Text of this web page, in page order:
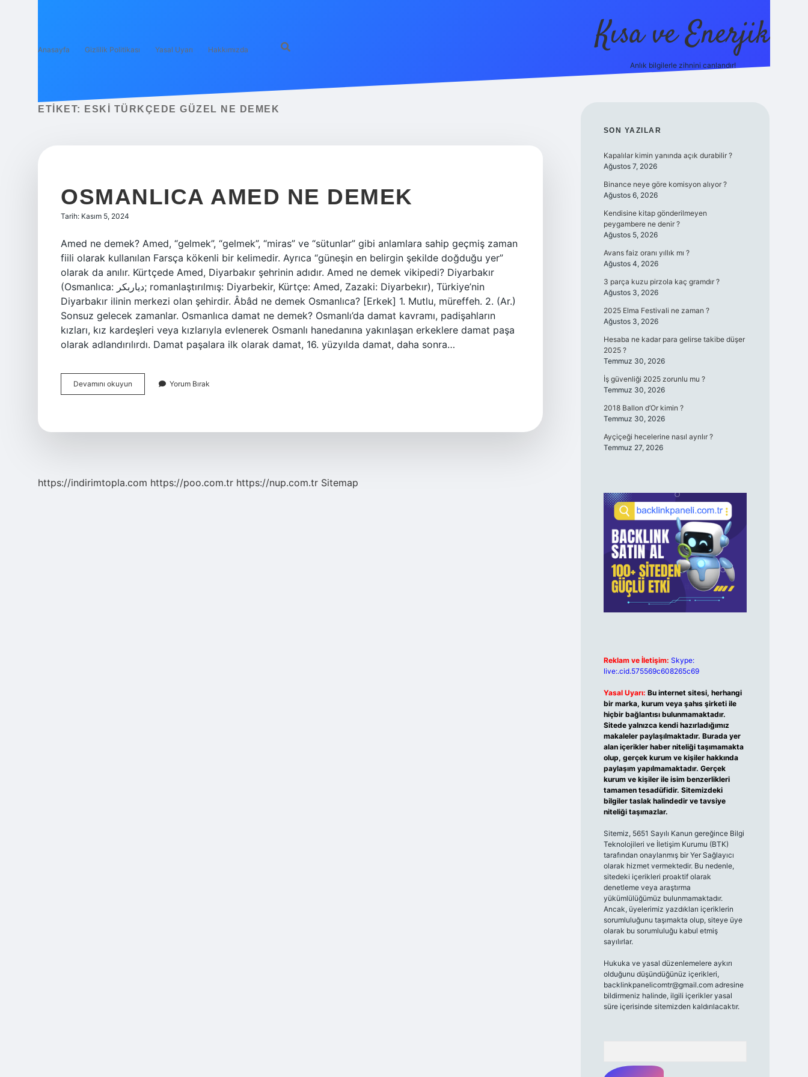
Anasayfa Gizlilik Politikası Yasal Uyarı Hakkımızda Kısa ve Enerjik
Anlık bilgilerle zihnini canlandır!
ETIKET: ESKI TÜRKÇEDE GÜZEL NE DEMEK
OSMANLICA AMED NE DEMEK
Tarih: Kasım 5, 2024
Amed ne demek? Amed, “gelmek”, “gelmek”, “miras” ve “sütunlar” gibi anlamlara sahip geçmiş zaman
fiili olarak kullanılan Farsça kökenli bir kelimedir. Ayrıca “güneşin en belirgin şekilde doğduğu yer”
olarak da anılır. Kürtçede Amed, Diyarbakır şehrinin adıdır. Amed ne demek vikipedi? Diyarbakır
(Osmanlıca: دیاربكر; romanlaştırılmış: Diyarbekir, Kürtçe: Amed, Zazaki: Diyarbekır), Türkiye’nin
Diyarbakır ilinin merkezi olan şehirdir. Âbâd ne demek Osmanlıca? [Erkek] 1. Mutlu, müreffeh. 2. (Ar.)
Sonsuz gelecek zamanlar. Osmanlıca damat ne demek? Osmanlı’da damat kavramı, padişahların
kızları, kız kardeşleri veya kızlarıyla evlenerek Osmanlı hanedanına yakınlaşan erkeklere damat paşa
olarak adlandırılırdı. Damat paşalara ilk olarak damat, 16. yüzyılda damat, daha sonra…
Devamını okuyun Osmanlıca
Amed
Yorum Bırak
https://indirimtopla.com https://poo.com.tr https://nup.com.tr Sitemap
SIDEBAR
SON YAZILAR
Kapalılar kimin yanında açık durabilir ?
Ağustos 7, 2026
Binance neye göre komisyon alıyor ?
Ağustos 6, 2026
Kendisine kitap gönderilmeyen
peygambere ne denir ?
Ağustos 5, 2026
Avans faiz oranı yıllık mı ?
Ağustos 4, 2026
3 parça kuzu pirzola kaç gramdır ?
Ağustos 3, 2026
2025 Elma Festivali ne zaman ?
Ağustos 3, 2026
Hesaba ne kadar para gelirse takibe düşer
2025 ?
Temmuz 30, 2026
İş güvenliği 2025 zorunlu mu ?
Temmuz 30, 2026
2018 Ballon d’Or kimin ?
Temmuz 30, 2026
Ayçiçeği hecelerine nasıl ayrılır ?
Temmuz 27, 2026
Reklam ve İletişim: Skype:
live:.cid.575569c608265c69
Yasal Uyarı: Bu internet sitesi, herhangi
bir marka, kurum veya şahıs şirketi ile
hiçbir bağlantısı bulunmamaktadır.
Sitede yalnızca kendi hazırladığımız
makaleler paylaşılmaktadır. Burada yer
alan içerikler haber niteliği taşımamakta
olup, gerçek kurum ve kişiler hakkında
paylaşım yapılmamaktadır. Gerçek
kurum ve kişiler ile isim benzerlikleri
tamamen tesadüfidir. Sitemizdeki
bilgiler taslak halindedir ve tavsiye
niteliği taşımazlar.
Sitemiz, 5651 Sayılı Kanun gereğince Bilgi
Teknolojileri ve İletişim Kurumu (BTK)
tarafından onaylanmış bir Yer Sağlayıcı
olarak hizmet vermektedir. Bu nedenle,
sitedeki içerikleri proaktif olarak
denetleme veya araştırma
yükümlülüğümüz bulunmamaktadır.
Ancak, üyelerimiz yazdıkları içeriklerin
sorumluluğunu taşımakta olup, siteye üye
olarak bu sorumluluğu kabul etmiş
sayılırlar.
Hukuka ve yasal düzenlemelere aykırı
olduğunu düşündüğünüz içerikleri,
backlinkpanelicomtr@gmail.comadresine
bildirmeniz halinde, ilgili içerikler yasal
süre içerisinde sitemizden kaldırılacaktır.